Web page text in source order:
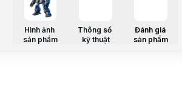
Hình ảnh
sản phẩm
Thông số
kỹ thuật
Đánh giá
sản phẩm